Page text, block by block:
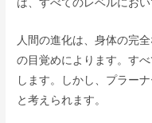
は、すべてのレベルにお
人間の進化は、身体の完
の目覚めによります。す
します。しかし、プラー
と考えられます。